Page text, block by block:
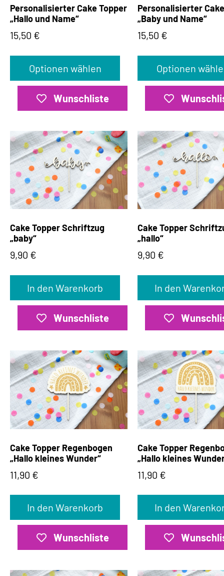
Personalisierter Cake Topper
„Hallo und Name“
15,50 €
Optionen wählen
Wunschliste
Personalisierter
„Baby und Name“
15,50 €
Optionen
Cake Topper Schriftzug
„baby“
9,90 €
In den Warenkorb
Wunschliste
Cake Topper
„hallo“
9,90 €
In den
Cake Topper Regenbogen
„Hallo kleines Wunder“
11,90 €
In den Warenkorb
Wunschliste
Cake Topper
„Hallo kleines
11,90 €
In den